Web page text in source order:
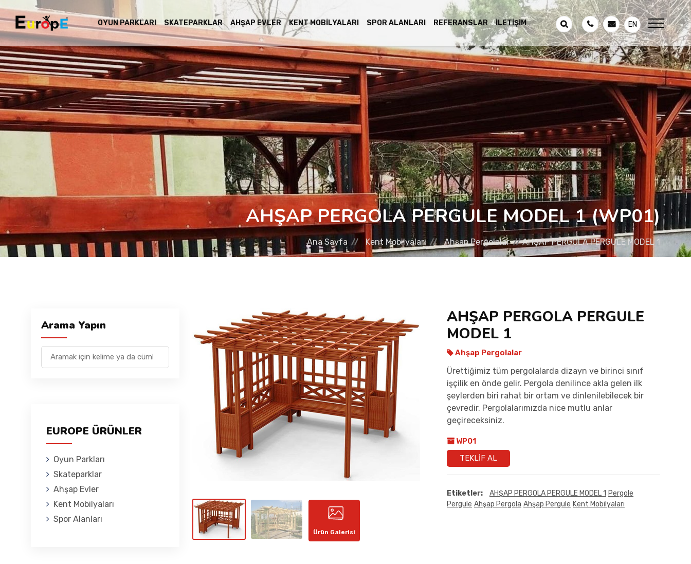
OYUN PARKLARI SKATEPARKLAR AHŞAP EVLER KENT MOBILYALARI SPOR ALANLARI REFERANSLAR İLETIŞIM EN
AHŞAP PERGOLA PERGULE MODEL 1 (WP01)
Ana Sayfa Kent Mobilyaları Ahşap Pergolalar AHŞAP PERGOLA PERGULE MODEL 1
Arama Yapın
EUROPE ÜRÜNLER
Oyun Parkları
Skateparklar
Ahşap Evler
Kent Mobilyaları
Spor Alanları
Ürün Galerisi
AHŞAP PERGOLA PERGULE
MODEL 1
Ahşap Pergolalar
Ürettiğimiz tüm pergolalarda dizayn ve birinci sınıf
işçilik en önde gelir. Pergola denilince akla gelen ilk
şeylerden biri rahat bir ortam ve dinlenilebilecek bir
çevredir. Pergolalarımızda nice mutlu anlar
geçireceksiniz.
WP01
TEKLIF AL
Etiketler: AHŞAP PERGOLA PERGULE MODEL 1 Pergole
Pergule Ahşap Pergola Ahşap Pergule Kent Mobilyaları